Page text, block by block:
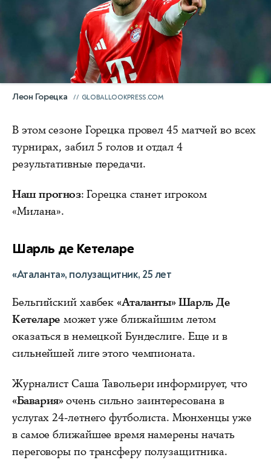
Леон Горецка GLOBALLOOKPRESS.COM
В этом сезоне Горецка провел 45 матчей во всех
турнирах, забил 5 голов и отдал 4
результативные передачи.
Наш прогноз: Горецка станет игроком
«Милана».
Шарль де Кетеларе
«Аталанта», полузащитник, 25 лет
Бельгийский хавбек«Аталанты» Шарль Де
Кетеларе может уже ближайшим летом
оказаться в немецкой Бундеслиге. Еще и в
сильнейшей лиге этого чемпионата.
Журналист Саша Тавольери информирует, что
«Бавария»очень сильно заинтересована в
услугах 24-летнего футболиста. Мюнхенцы уже
в самое ближайшее время намерены начать
переговоры по трансферу полузащитника.